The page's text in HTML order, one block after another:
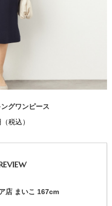
グワンピース
税込）
店 まいこ 167cm